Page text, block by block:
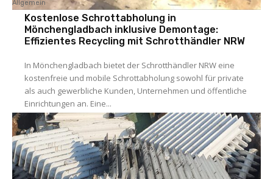
Allgemein
Kostenlose Schrottabholung in
Mönchengladbach inklusive Demontage:
Effizientes Recycling mit Schrotthändler NRW
In Mönchengladbach bietet der Schrotthändler NRW eine
kostenfreie und mobile Schrottabholung sowohl für private
als auch gewerbliche Kunden, Unternehmen und öffentliche
Einrichtungen an. Eine...